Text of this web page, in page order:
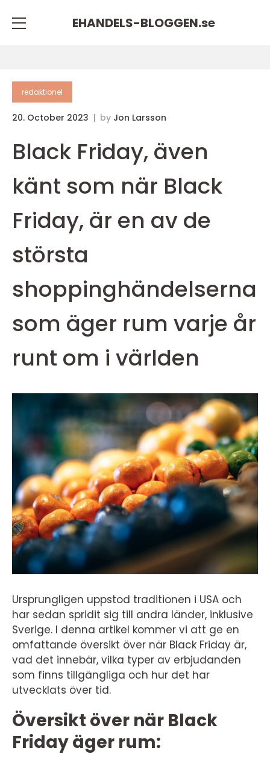
EHANDELS-BLOGGEN.se
redaktionel
20. October 2023 by Jon Larsson
Black Friday, även
känt som när Black
Friday, är en av de
största
shoppinghändelserna
som äger rum varje år
runt om i världen
Ursprungligen uppstod traditionen i USA och
har sedan spridit sig till andra länder, inklusive
Sverige. I denna artikel kommer vi att ge en
omfattande översikt över när Black Friday är,
vad det innebär, vilka typer av erbjudanden
som finns tillgängliga och hur det har
utvecklats över tid.
Översikt över när Black
Friday äger rum: